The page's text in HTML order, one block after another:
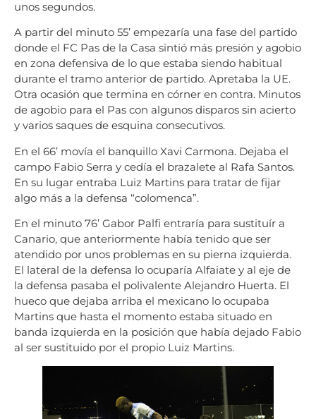
unos segundos.
A partir del minuto 55’ empezaría una fase del partido
donde el FC Pas de la Casa sintió más presión y agobio
en zona defensiva de lo que estaba siendo habitual
durante el tramo anterior de partido. Apretaba la UE.
Otra ocasión que termina en córner en contra. Minutos
de agobio para el Pas con algunos disparos sin acierto
y varios saques de esquina consecutivos.
En el 66’ movía el banquillo Xavi Carmona. Dejaba el
campo Fabio Serra y cedía el brazalete al Rafa Santos.
En su lugar entraba Luiz Martins para tratar de fijar
algo más a la defensa “colomenca”.
En el minuto 76’ Gabor Palfi entraría para sustituír a
Canario, que anteriormente había tenido que ser
atendido por unos problemas en su pierna izquierda.
El lateral de la defensa lo ocuparía Alfaiate y al eje de
la defensa pasaba el polivalente Alejandro Huerta. El
hueco que dejaba arriba el mexicano lo ocupaba
Martins que hasta el momento estaba situado en
banda izquierda en la posición que había dejado Fabio
al ser sustituido por el propio Luiz Martins.